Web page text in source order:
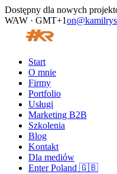
Dostępny dla nowych
WAW · GMT+1
Start
O mnie
Firmy
Portfolio
Usługi
Marketing B2B
Szkolenia
Blog
Kontakt
Dla mediów
Enter Poland 🇬🇧